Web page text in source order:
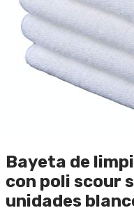
Bayeta de
con poli scour
unidades